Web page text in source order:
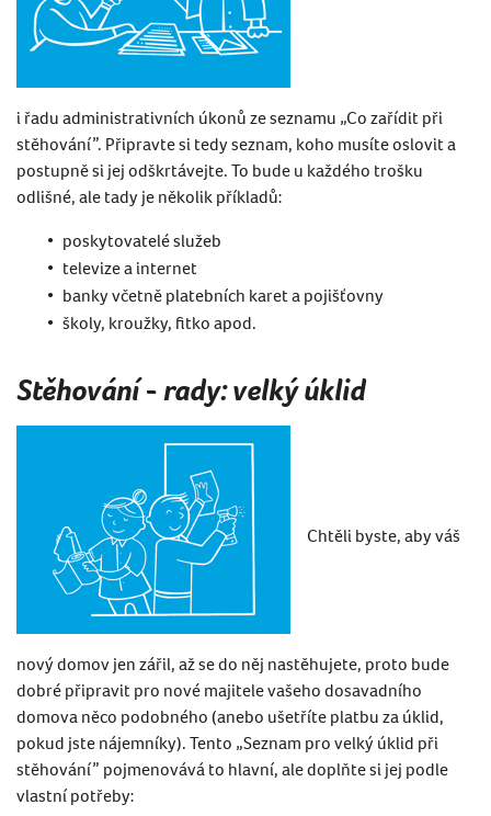
i řadu administrativních úkonů ze seznamu „Co zařídit při
stěhování”. Připravte si tedy seznam, koho musíte oslovit a
postupně si jej odškrtávejte. To bude u každého trošku
odlišné, ale tady je několik příkladů:
poskytovatelé služeb
televize a internet
banky včetně platebních karet a pojišťovny
školy, kroužky, fitko apod.
Stěhování - rady: velký úklid
Chtěli byste, aby váš
nový domov jen zářil, až se do něj nastěhujete, proto bude
dobré připravit pro nové majitele vašeho dosavadního
domova něco podobného (anebo ušetříte platbu za úklid,
pokud jste nájemníky). Tento „Seznam pro velký úklid při
stěhování” pojmenovává to hlavní, ale doplňte si jej podle
vlastní potřeby: